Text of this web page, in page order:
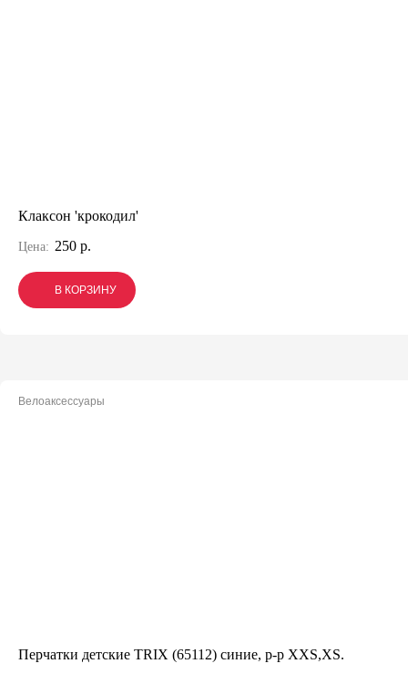
Клаксон 'крокодил'
Цена: 250 р.
В КОРЗИНУ
В КОРЗИНУ
В КОРЗИНУ
Велоаксессуары
Перчатки детские TRIX (65112) синие, р-р XXS,XS.